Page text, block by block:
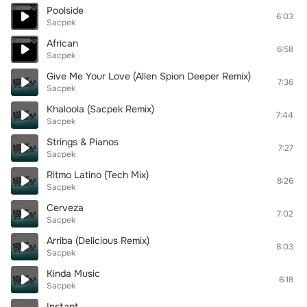
Poolside
Sacpek
6:03
African
Sacpek
6:58
Give Me Your Love (Allen Spion Deeper Remix)
Sacpek
7:36
Khaloola (Sacpek Remix)
Sacpek
7:44
Strings & Pianos
Sacpek
7:27
Ritmo Latino (Tech Mix)
Sacpek
8:26
Cerveza
Sacpek
7:02
Arriba (Delicious Remix)
Sacpek
8:03
Kinda Music
Sacpek
6:18